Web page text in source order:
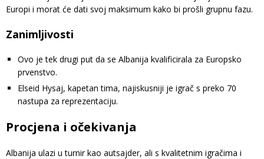
Europi i morat će dati svoj maksimum kako bi prošli grupnu fazu.
Zanimljivosti
Ovo je tek drugi put da se Albanija kvalificirala za Europsko
prvenstvo.
Elseid Hysaj, kapetan tima, najiskusniji je igrač s preko 70
nastupa za reprezentaciju.
Procjena i očekivanja
Albanija ulazi u turnir kao autsajder, ali s kvalitetnim igračima i